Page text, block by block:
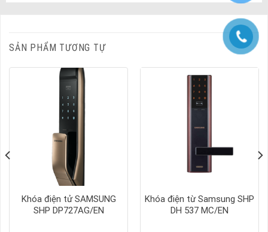
SẢN PHẨM TƯƠNG TỰ
Khóa điện tử SAMSUNG
SHP DP727AG/EN
Khóa điện từ Samsung SHP
DH 537 MC/EN